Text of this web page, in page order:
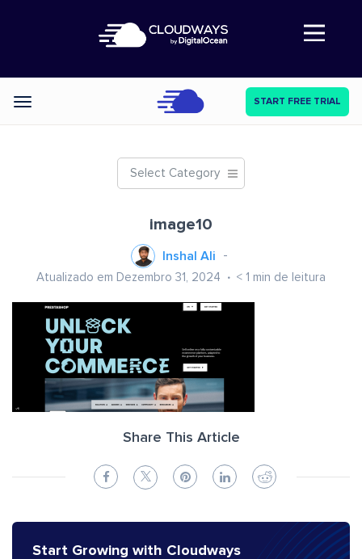
Abre a navegação
Categories START FREE TRIAL
Select Category
image10
Inshal Ali
Atualizado em Dezembro 31, 2024 < 1 min de leitura
Share This Article
Start Growing with Cloudways